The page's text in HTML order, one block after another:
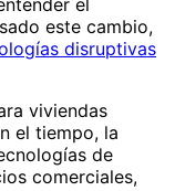
este cambio,
disruptivas
viviendas
el tiempo, la
de
comerciales,